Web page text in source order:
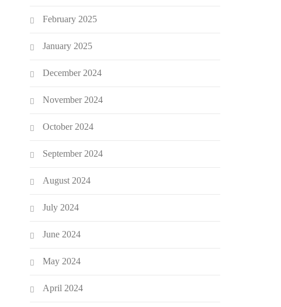
February 2025
January 2025
December 2024
November 2024
October 2024
September 2024
August 2024
July 2024
June 2024
May 2024
April 2024